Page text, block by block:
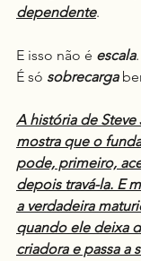
dependente.
E isso não é escala.
É só sobrecarga
A história de
mostra que o
pode, primeiro,
depois travá-la. E
a verdadeira
quando ele deixa
criadora e passa a